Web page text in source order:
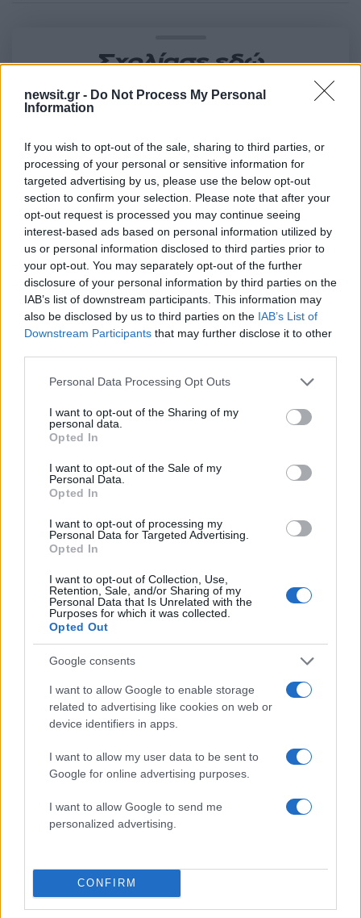
newsit.gr - Do Not Process My Personal
Information
If you wish to opt-out of the sale, sharing to third parties, or
processing of your personal or sensitive information for
targeted advertising by us, please use the below opt-out
section to confirm your selection. Please note that after your
opt-out request is processed you may continue seeing
interest-based ads based on personal information utilized by
us or personal information disclosed to third parties prior to
your opt-out. You may separately opt-out of the further
disclosure of your personal information by third parties on the
IAB’s list of downstream participants. This information may
also be disclosed by us to third parties on the IAB’s List of
Downstream Participants that may further disclose it to other
Please note that this website/app uses one or more Google
not limited to your visit or usage behaviour. You may click to
grant or deny consent to Google and its third-party tags to
use your data for below specified purposes in below Google
consent section.
Personal Data Processing Opt Outs
I want to opt-out of the Sharing of my
personal data.
Opted In
I want to opt-out of the Sale of my
Personal Data.
Opted In
I want to opt-out of processing my
Personal Data for Targeted Advertising.
Opted In
I want to opt-out of Collection, Use,
Retention, Sale, and/or Sharing of my
Personal Data that Is Unrelated with the
Purposes for which it was collected.
Opted Out
Google consents
I want to allow Google to enable storage
related to advertising like cookies on web or
device identifiers in apps.
I want to allow my user data to be sent to
Google for online advertising purposes.
I want to allow Google to send me
personalized advertising.
CONFIRM
Σχολίασε εδώ
2000 /2000
Υποβολή σχολίου
Όροι Χρήσης . Το site προστατεύεται από reCAPTCHA, ισχύουν
Πολιτική Απορρήτου&Όροι Χρήσηςτης Google.
Lifestyle
ΑΘΗΝΑ ΟΙΚΟΝΟΜΑΚΟΥ
ΜΠΡΟΥΝΟ ΤΣΕΡΕΛΑ
Share:
Ακολουθήστε το Νewsit.gr στο
ενημερωθείτε πρώτοι για όλη την ειδησεογραφία και τα
Σέρρες: Βίντεο ντοκουμέντο από το
τροχαίο με νεκρούς μητέρα και γιο – Ο
οδηγός του φορτηγού κατέγραψε τη
σύγκρουση
Marfin: Η 46χρονη πήρε προθεσμία για να
απολογηθεί την Τρίτη – «Είναι αθώα,
συμμετείχε στη διαδήλωση όπως και
100.000 άτομα»
Σίντνεϊ Τάουλ: Πέθανε σε ηλικία 26 ετών η
σταρ του TikTok – Kατέγραφε τη ζωή της
με τον καρκίνο
θεωρηθούν δωρεές και να επιβληθεί φόρος
– Τι ισχυεί για τις γονικές παροχές
φιλοξενούσε τον 26χρονο Αφγανό στη
Λέσβο